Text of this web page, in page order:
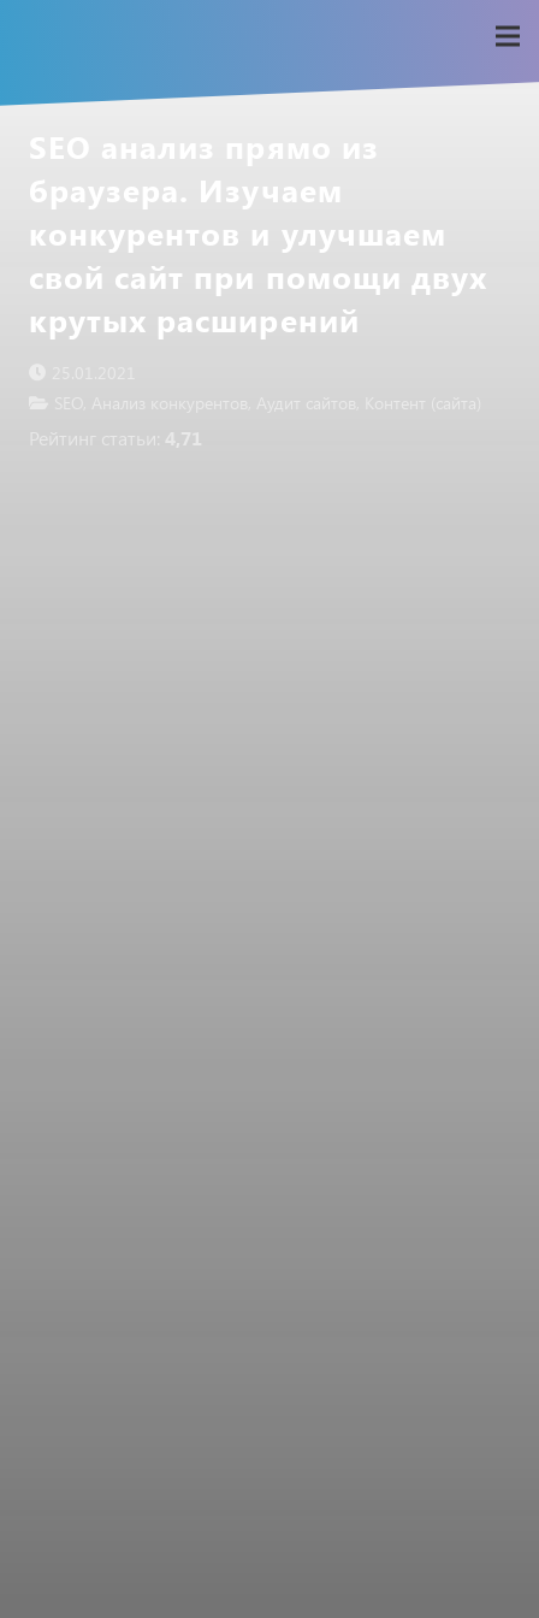
браузера. Изучаем
конкурентов и улучшаем
свой сайт при помощи двух
крутых расширений
Рейтинг статьи: 4,71